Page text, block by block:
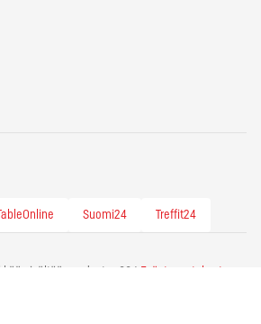
TableOnline Suomi24 Treffit24